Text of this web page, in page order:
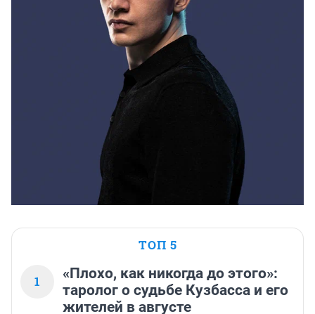
ТОП 5
1
«Плохо, как никогда до этого»:
таролог о судьбе Кузбасса и его
жителей в августе